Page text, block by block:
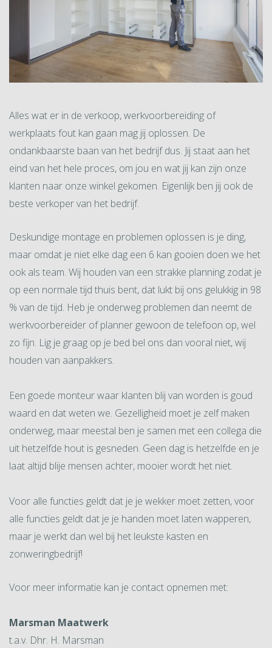
Alles wat er in de verkoop, werkvoorbereiding of
werkplaats fout kan gaan mag jij oplossen. De
ondankbaarste baan van het bedrijf dus. Jij staat aan het
eind van het hele proces, om jou en wat jij kan zijn onze
klanten naar onze winkel gekomen. Eigenlijk ben jij ook de
beste verkoper van het bedrijf.
Deskundige montage en problemen oplossen is je ding,
maar omdat je niet elke dag een 6 kan gooien doen we het
ook als team. Wij houden van een strakke planning zodat je
op een normale tijd thuis bent, dat lukt bij ons gelukkig in 98
% van de tijd. Heb je onderweg problemen dan neemt de
werkvoorbereider of planner gewoon de telefoon op, wel
zo fijn. Lig je graag op je bed bel ons dan vooral niet, wij
houden van aanpakkers.
Een goede monteur waar klanten blij van worden is goud
waard en dat weten we. Gezelligheid moet je zelf maken
onderweg, maar meestal ben je samen met een collega die
uit hetzelfde hout is gesneden. Geen dag is hetzelfde en je
laat altijd blije mensen achter, mooier wordt het niet.
Voor alle functies geldt dat je je wekker moet zetten, voor
alle functies geldt dat je je handen moet laten wapperen,
maar je werkt dan wel bij het leukste kasten en
zonweringbedrijf!
Voor meer informatie kan je contact opnemen met:
Marsman Maatwerk
t.a.v. Dhr. H. Marsman